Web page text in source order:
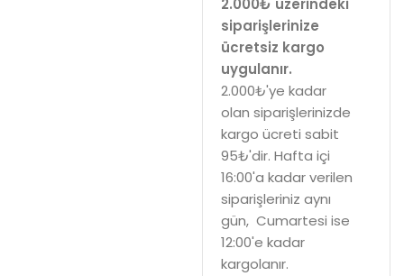
2.000₺ üzerindeki
siparişlerinize
ücretsiz kargo
uygulanır.
2.000₺'ye kadar
olan siparişlerinizde
kargo ücreti sabit
95₺'dir. Hafta içi
16:00'a kadar verilen
siparişleriniz aynı
gün, Cumartesi ise
12:00'e kadar
kargolanır.